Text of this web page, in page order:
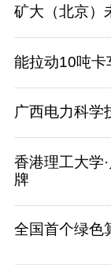
矿大（北京）
能拉动10吨卡
广西电力科学
香港理工大学
牌
全国首个绿色